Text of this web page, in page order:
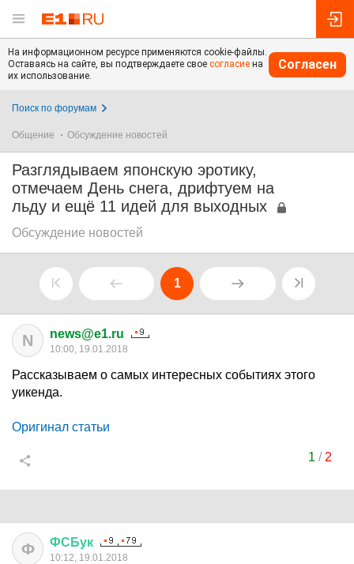
На информационном ресурсе применяются cookie-файлы.
Оставаясь на сайте, вы подтверждаете свое согласие на
их использование.
Согласен
Поиск по форумам
Общение Обсуждение новостей
Разглядываем японскую эротику,
отмечаем День снега, дрифтуем на
льду и ещё 11 идей для выходных
Обсуждение новостей
1
N news@e1.ru
10:00, 19.01.2018
Рассказываем о самых интересных событиях этого
уикенда.
Оригинал статьи
1 / 2
Ф ФСБук
10:12, 19.01.2018